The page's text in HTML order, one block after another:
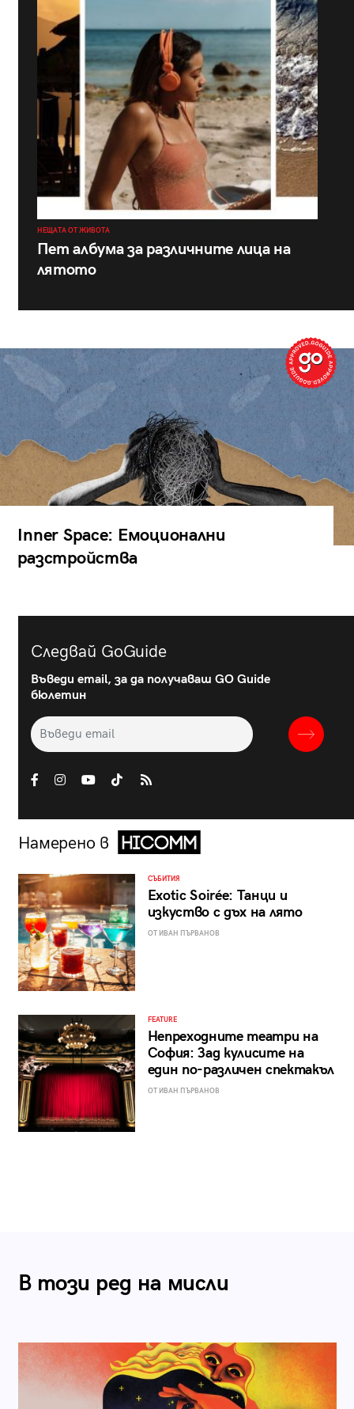
НЕЩАТА ОТ ЖИВОТА
Пет албума за различните лица на
лятото
Inner Space: Емоционални
разстройства
Следвай GoGuide
Въведи email, за да получаваш GO Guide
бюлетин
Намерено в
СЪБИТИЯ
Exotic Soirée: Танци и
изкуство с дъх на лято
ОТ ИВАН ПЪРВАНОВ
FEATURE
Непреходните театри на
София: Зад кулисите на
един по-различен спектакъл
ОТ ИВАН ПЪРВАНОВ
В този ред на мисли